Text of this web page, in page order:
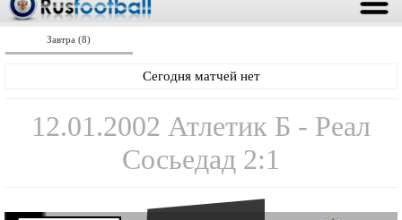
Завтра (8)
Сегодня матчей нет
12.01.2002 Атлетик Б - Реал
Сосьедад 2:1